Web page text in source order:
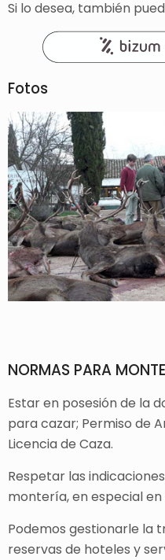
Si lo desea, también
Fotos
NORMAS PARA
Estar en posesión de la
para cazar; Permiso de
Licencia de Caza.
Respetar las
montería, en especial
Podemos gestionarle la
reservas de hoteles y